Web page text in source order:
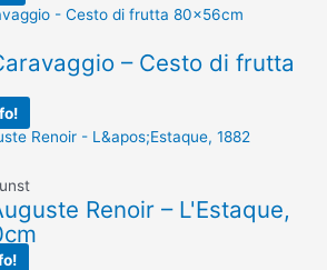
– Cesto di frutta
Renoir – L'Estaque,